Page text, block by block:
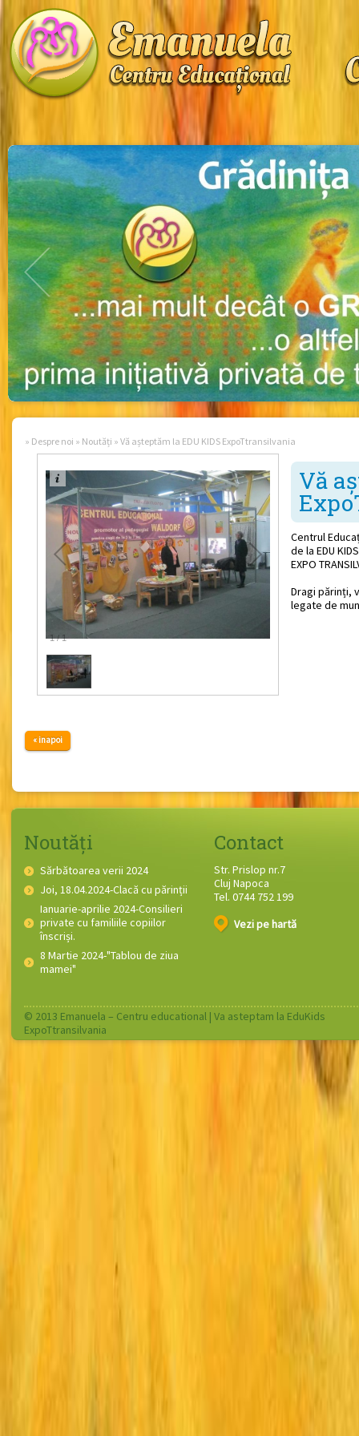
» Despre noi » Noutăți » Vă așteptăm la EDU KIDS ExpoTtransilvania
1/1
Vă
Centrul
de la EDU
EXPO
Dragi părinți,
legate de
« inapoi
Noutăți
Sărbătoarea verii 2024
Joi, 18.04.2024-Clacă cu părinții
Ianuarie-aprilie 2024-Consilieri
private cu familiile copiilor
înscriși.
8 Martie 2024-"Tablou de ziua
mamei"
Contact
Str. Prislop nr.7
Cluj Napoca
Tel. 0744 752 199
Vezi pe hartă
© 2013 Emanuela – Centru educational | Va asteptam la EduKids
ExpoTtransilvania